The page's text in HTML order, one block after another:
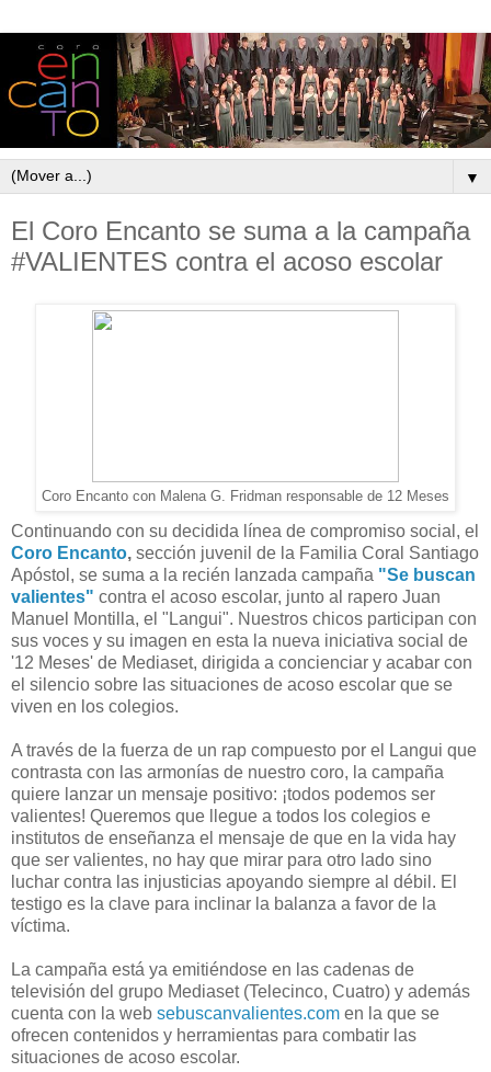
▼
El Coro Encanto se suma a la campaña
#VALIENTES contra el acoso escolar
Coro Encanto con Malena G. Fridman responsable de 12 Meses
Continuando con su decidida línea de compromiso social, el
Coro Encanto, sección juvenil de la Familia Coral Santiago
Apóstol, se suma a la recién lanzada campaña "Se buscan
valientes" contra el acoso escolar, junto al rapero Juan
Manuel Montilla, el "Langui". Nuestros chicos participan con
sus voces y su imagen en esta la nueva iniciativa social de
'12 Meses' de Mediaset, dirigida a concienciar y acabar con
el silencio sobre las situaciones de acoso escolar que se
viven en los colegios.
A través de la fuerza de un rap compuesto por el Langui que
contrasta con las armonías de nuestro coro, la campaña
quiere lanzar un mensaje positivo: ¡todos podemos ser
valientes! Queremos que llegue a todos los colegios e
institutos de enseñanza el mensaje de que en la vida hay
que ser valientes, no hay que mirar para otro lado sino
luchar contra las injusticias apoyando siempre al débil. El
testigo es la clave para inclinar la balanza a favor de la
víctima.
La campaña está ya emitiéndose en las cadenas de
televisión del grupo Mediaset (Telecinco, Cuatro) y además
cuenta con la web sebuscanvalientes.com en la que se
ofrecen contenidos y herramientas para combatir las
situaciones de acoso escolar.